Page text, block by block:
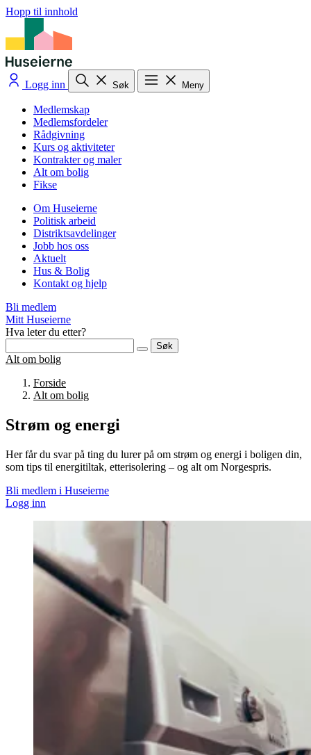
Hopp til innhold
Logg inn Søk Meny
Medlemskap
Medlemsfordeler
Rådgivning
Kurs og aktiviteter
Kontrakter og maler
Alt om bolig
Fikse
Om Huseierne
Politisk arbeid
Distriktsavdelinger
Jobb hos oss
Aktuelt
Hus & Bolig
Kontakt og hjelp
Bli medlem
Mitt Huseierne
Hva leter du etter?
Søk
Alt om bolig
Forside
Alt om bolig
Strøm og energi
Her får du svar på ting du lurer på om strøm og energi i boligen din,
som tips til energitiltak, etterisolering – og alt om Norgespris.
Bli medlem i Huseierne
Logg inn